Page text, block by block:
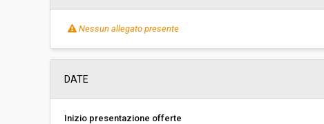
Nessun allegato presente
DATE
Inizio presentazione offerte